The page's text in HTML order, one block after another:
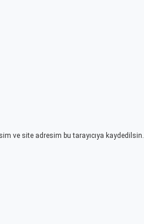
ve site adresim bu tarayıcıya kaydedilsin.